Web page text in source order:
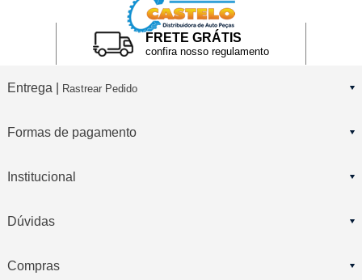
FRETE GRÁTIS
confira nosso regulamento
Entrega | Rastrear Pedido
Formas de pagamento
Institucional
Dúvidas
Compras